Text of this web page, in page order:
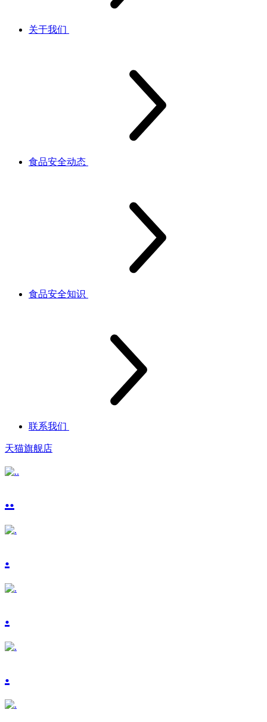
关于我们
食品安全动态
食品安全知识
联系我们
天猫旗舰店
..
.
.
.